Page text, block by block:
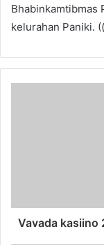
Bhabinkamtibmas
kelurahan Paniki.
Vavada kasiino